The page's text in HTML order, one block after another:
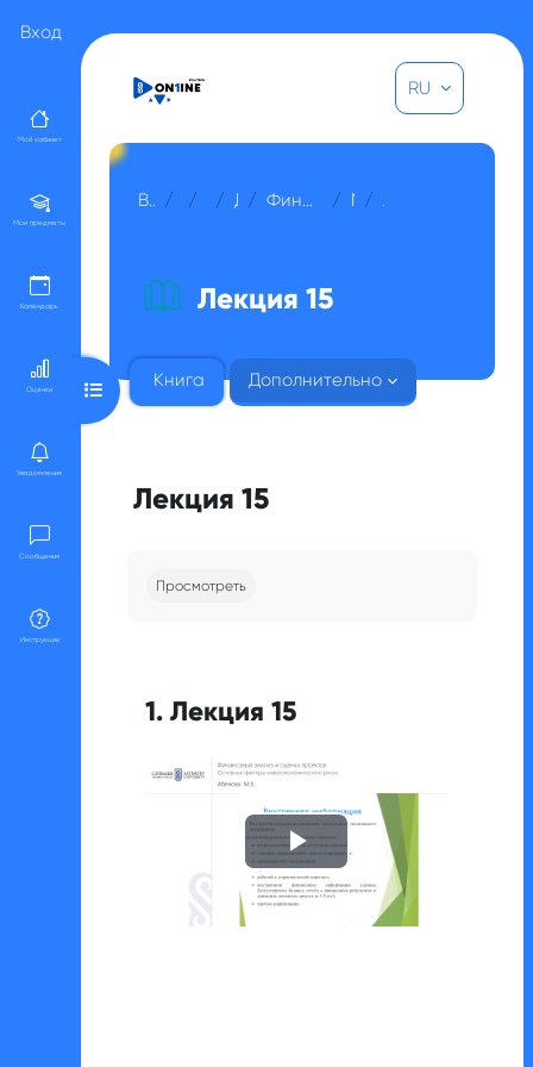
Вход
Мой кабинет
Мои предметы
Календарь
Оценки
Уведомления
Сообщения
Инструкции
RU
В начало КурсыПрочее
Для гостей Финансовый анализ и оценка проектов МОДУЛЬ 4
Лекция 15
Книга Дополнительно
Открыть оглавление курса
Лекция 15
Просмотреть
1. Лекция 15
видео